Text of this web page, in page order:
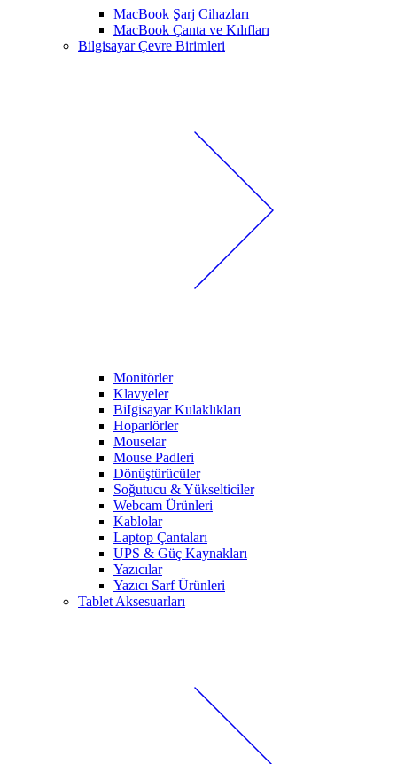
MacBook Şarj Cihazları
MacBook Çanta ve Kılıfları
Bilgisayar Çevre Birimleri
Monitörler
Klavyeler
BiIgisayar Kulaklıkları
Hoparlörler
Mouselar
Mouse Padleri
Dönüştürücüler
Soğutucu & Yükselticiler
Webcam Ürünleri
Kablolar
Laptop Çantaları
UPS & Güç Kaynakları
Yazıcılar
Yazıcı Sarf Ürünleri
Tablet Aksesuarları